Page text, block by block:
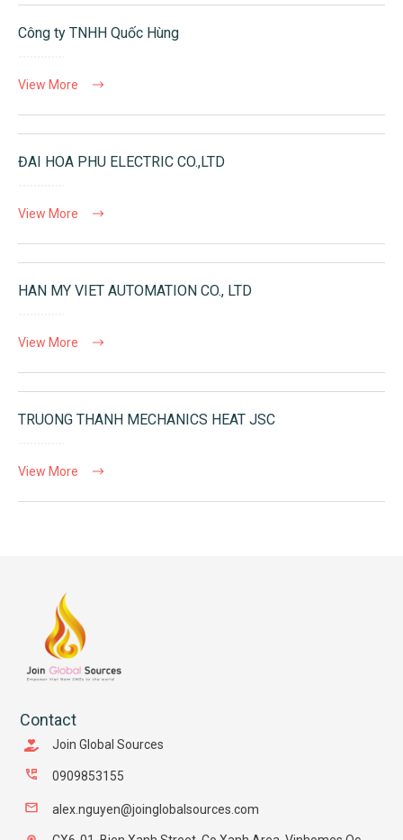
Công ty TNHH Quốc Hùng
View More
ĐAI HOA PHU ELECTRIC CO.,LTD
View More
HAN MY VIET AUTOMATION CO., LTD
View More
TRUONG THANH MECHANICS HEAT JSC
View More
Contact
Join Global Sources
0909853155
alex.nguyen@joinglobalsources.com